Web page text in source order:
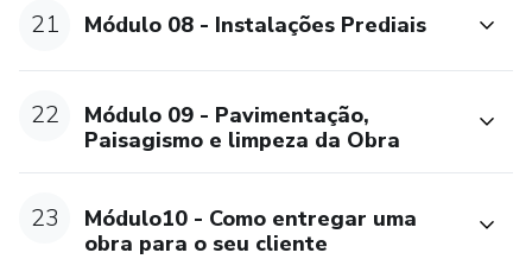
21 Módulo 08 - Instalações Prediais
22
Módulo 09 - Pavimentação,
Paisagismo e limpeza da Obra
23
Módulo10 - Como entregar uma
obra para o seu cliente